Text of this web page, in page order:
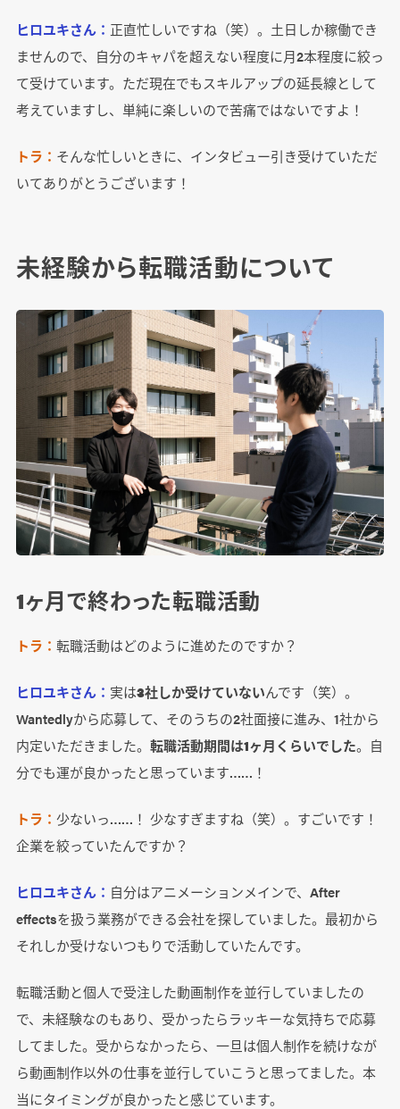
ヒロユキさん： 正直忙しいですね（笑）。土日しか稼働でき
ませんので、自分のキャパを超えない程度に月2本程度に絞っ
て受けています。ただ現在でもスキルアップの延長線として
考えていますし、単純に楽しいので苦痛ではないですよ！
トラ： そんな忙しいときに、インタビュー引き受けていただ
いてありがとうございます！
未経験から転職活動について
1ヶ月で終わった転職活動
トラ： 転職活動はどのように進めたのですか？
ヒロユキさん： 実は3社しか受けていないんです（笑）。
Wantedlyから応募して、そのうちの2社面接に進み、1社から
内定いただきました。 転職活動期間は1ヶ月くらいでした。自
分でも運が良かったと思っています……！
トラ： 少ないっ……！ 少なすぎますね（笑）。すごいです！
企業を絞っていたんですか？
ヒロユキさん： 自分はアニメーションメインで、After
effectsを扱う業務ができる会社を探していました。最初から
それしか受けないつもりで活動していたんです。
転職活動と個人で受注した動画制作を並行していましたの
で、未経験なのもあり、受かったらラッキーな気持ちで応募
してました。受からなかったら、一旦は個人制作を続けなが
ら動画制作以外の仕事を並行していこうと思ってました。本
当にタイミングが良かったと感じています。